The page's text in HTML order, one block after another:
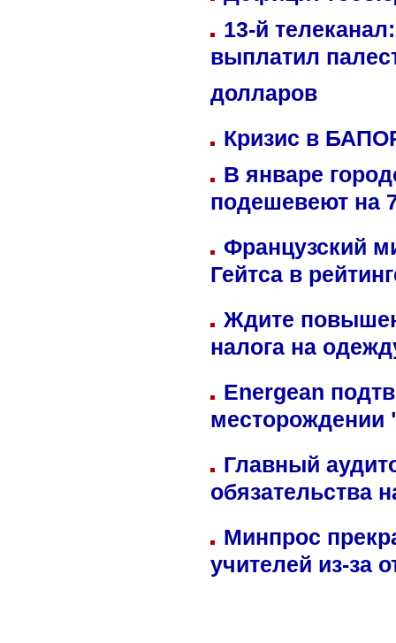
13-й
выплатил
долларов
Кризис в
В январе
подешевеют на
Французский
Гейтса в
Ждите
налога на
Energean
Главный
обязательства
Минпрос
учителей из-за